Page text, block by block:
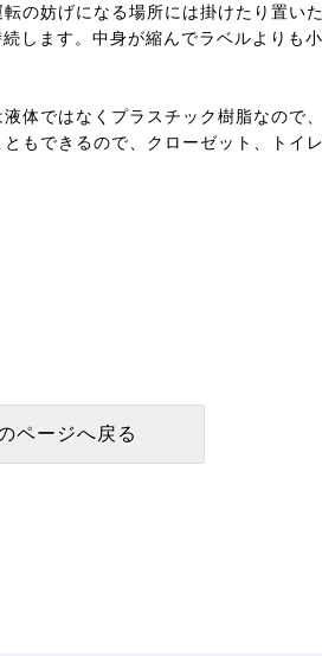
の妨げになる場所には掛けたり置い
します。中身が縮んでラベルよりも
液体ではなくプラスチック樹脂なので
ともできるので、クローゼット、ト